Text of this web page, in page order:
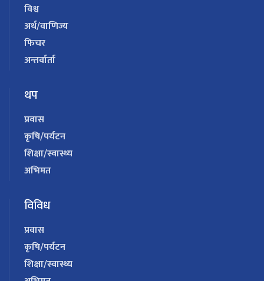
विश्व
अर्थ/वाणिज्य
फिचर
अन्तर्वार्ता
थप
प्रवास
कृषि/पर्यटन
शिक्षा/स्वास्थ्य
अभिमत
विविध
प्रवास
कृषि/पर्यटन
शिक्षा/स्वास्थ्य